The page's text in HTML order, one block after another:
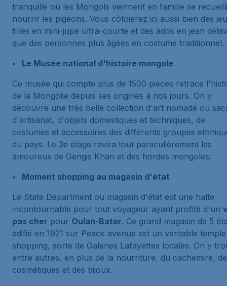
tranquille où les Mongols viennent en famille se
nourrir les pigeons. Vous côtoierez ici aussi bien des
filles en mini-jupe ultra-courte et des ados en jean
que des personnes plus âgées en costume traditionnel.
Le Musée national d'histoire mongole
Ce musée qui compte plus de 1500 pièces retrace
de la Mongolie depuis ses origines à nos jours. On y
découvre une très belle collection d'art nomade ou
d'artisanat, d'objets domestiques et techniques, de
costumes et accessoires des différents groupes
du pays. Le 3e étage ravira tout particulièrement les
amoureux de Gengis Khan et des hordes mongoles.
Moment shopping au magasin d'état
Le State Department ou magasin d'état est une halte
incontournable pour tout voyageur ayant profité d'un
pas cher pour Oulan-Bator. Ce grand magasin de 5
édifié en 1921 sur Peace avenue est un véritable
shopping, sorte de Galeries Lafayettes locales. On y
entre autres, en plus de la nourriture, du cachemire,
cosmétiques et des bijoux.